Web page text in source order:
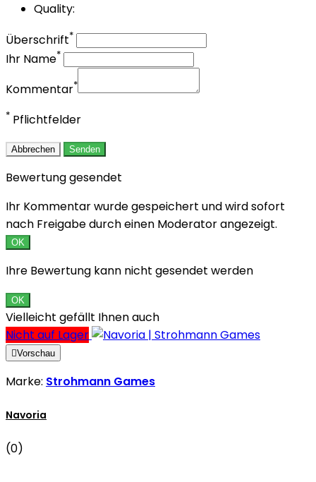
Quality:
Überschrift*
Ihr Name*
Kommentar*
* Pflichtfelder
Abbrechen Senden
Bewertung gesendet
Ihr Kommentar wurde gespeichert und wird sofort
nach Freigabe durch einen Moderator angezeigt.
OK
Ihre Bewertung kann nicht gesendet werden
OK
Vielleicht gefällt Ihnen auch
Nicht auf Lager
Vorschau
Marke: Strohmann Games
Navoria
(0)